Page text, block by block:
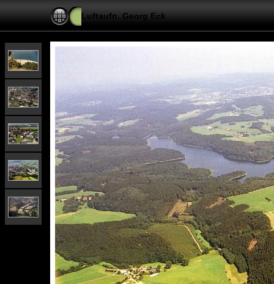
Luftaufn. Georg Eck